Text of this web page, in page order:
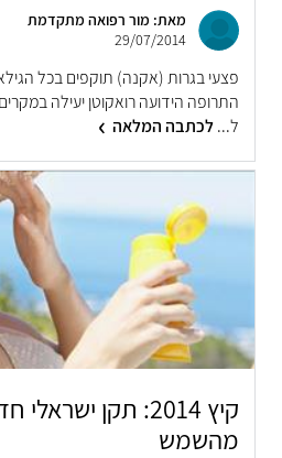
מאת: מור רפואה מתקדמת
29/07/2014
פצעי בגרות (אקנה) תוקפים בכל
התרופה הידועה רואקוטן יעילה
ל...לכתבה המלאה
קיץ 2014: תקן
מהשמש